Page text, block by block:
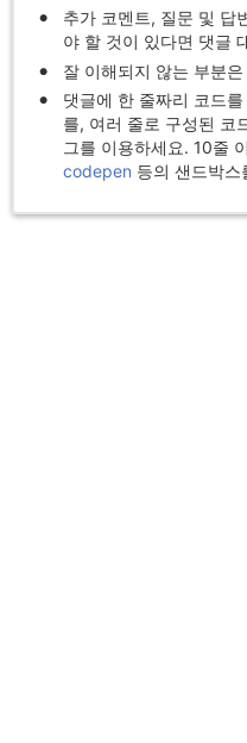
추가 코멘트, 질문 및 답
야 할 것이 있다면 댓글
잘 이해되지 않는 부분
댓글에 한 줄짜리 코드
를, 여러 줄로 구성된 코
그를 이용하세요. 10줄
codepen 등의 샌드박스